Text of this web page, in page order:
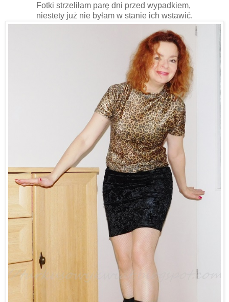
Fotki strzeliłam parę dni przed wypadkiem,
niestety już nie byłam w stanie ich wstawić.